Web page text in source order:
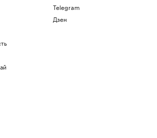
Telegram
Дзен